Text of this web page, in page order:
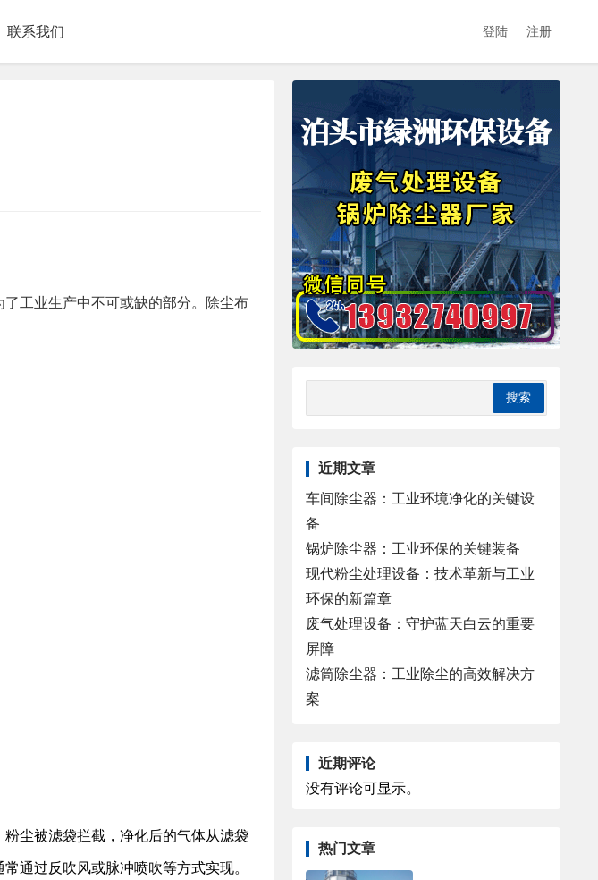
联系我们 登陆 注册
工业生产中不可或缺的部分。除尘布
尘被滤袋拦截，净化后的气体从滤袋
通过反吹风或脉冲喷吹等方式实现。
近期文章
车间除尘器：工业环境净化的关键设
备
锅炉除尘器：工业环保的关键装备
现代粉尘处理设备：技术革新与工业
环保的新篇章
废气处理设备：守护蓝天白云的重要
屏障
滤筒除尘器：工业除尘的高效解决方
案
近期评论
没有评论可显示。
热门文章